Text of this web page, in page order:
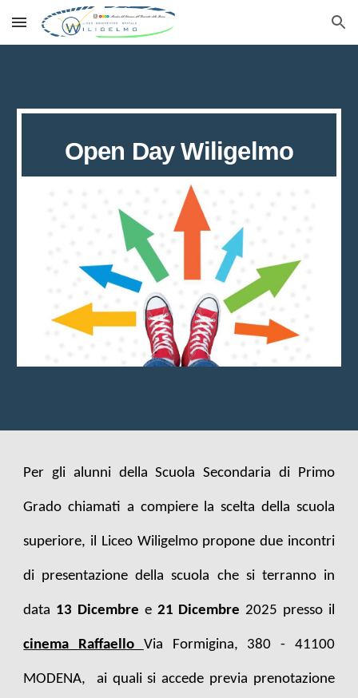
Skip to main content Skip to navigation
Open Day Wiligelmo
Per gli alunni della Scuola Secondaria di Primo
Grado chiamati a compiere la scelta della scuola
superiore, il Liceo Wiligelmo propone due incontri
di presentazione della scuola che si terranno in
data 13 Dicembre e 21 Dicembre 2025 presso il
cinema Raffaello Via Formigina, 380 - 41100
MODENA, ai quali si accede previa prenotazione